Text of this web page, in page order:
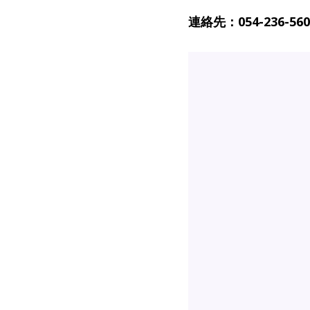
連絡先：054-236-